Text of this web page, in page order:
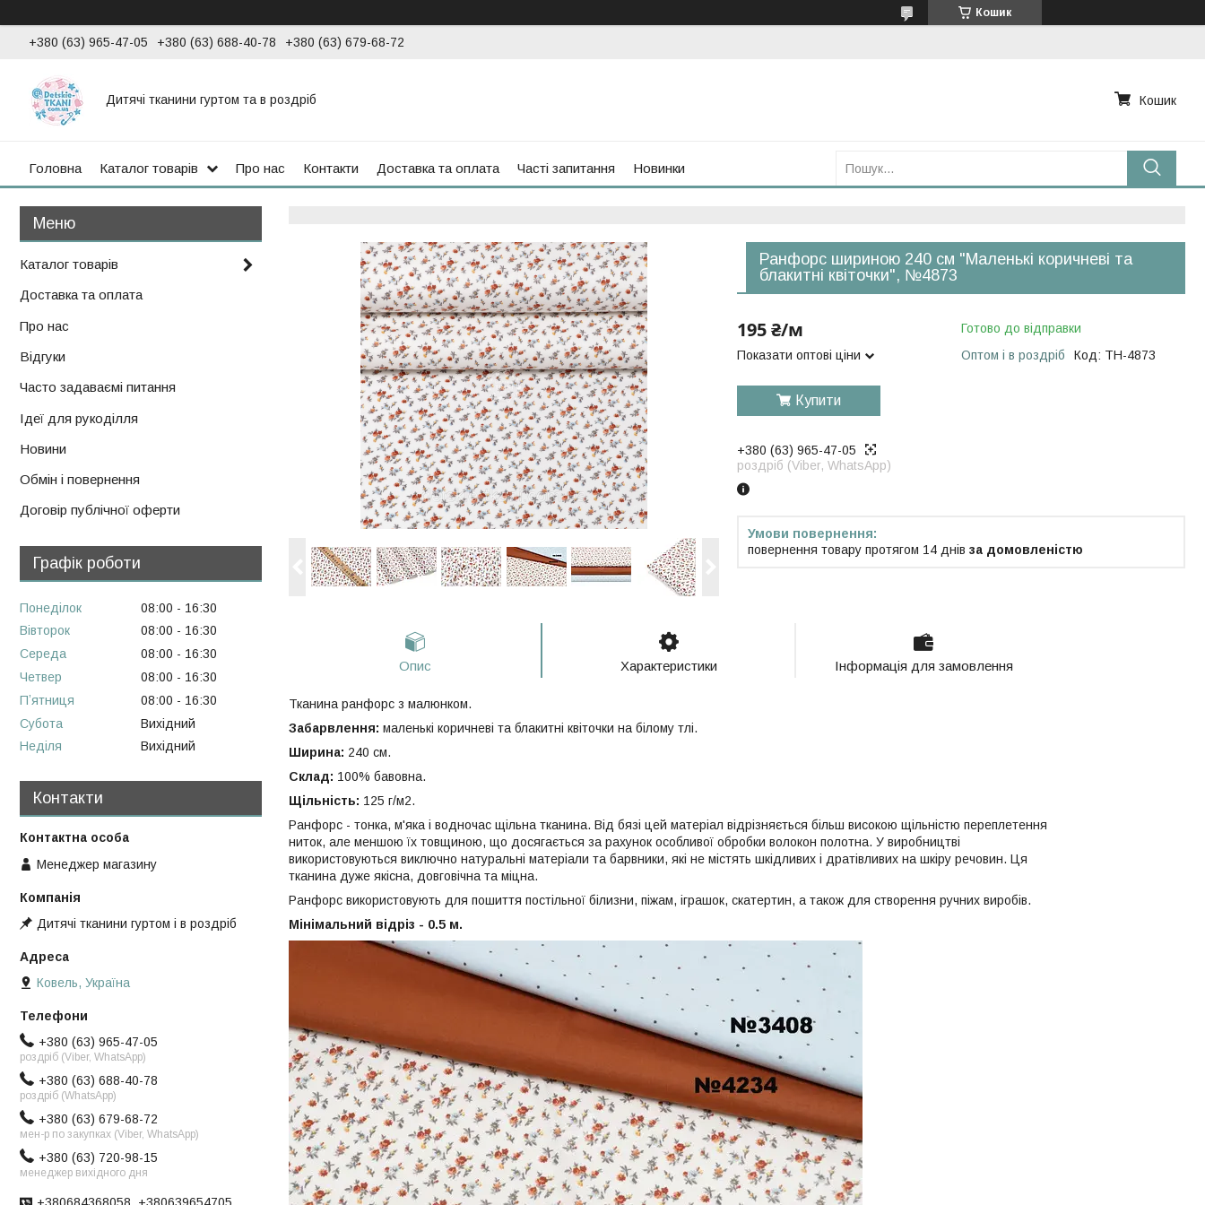
Кошик
+380 (63) 965-47-05 +380 (63) 688-40-78 +380 (63) 679-68-72
Дитячі тканини гуртом та в роздріб Кошик
Головна Каталог товарів Про нас Контакти Доставка та оплата Часті запитання Новинки
Ранфорс шириною 240 см "Маленькі коричневі та
блакитні квіточки", №4873
195 ₴/м
Показати оптові ціни
Готово до відправки
Оптом і в роздріб
Код: TH-4873
Купити
+380 (63) 965-47-05
роздріб (Viber, WhatsApp)
повернення товару протягом 14 днів за домовленістю
Опис Характеристики Інформація для замовлення
Тканина ранфорс з малюнком.
Забарвлення: маленькі коричневі та блакитні квіточки на білому тлі.
Ширина: 240 см.
Склад: 100% бавовна.
Щільність: 125 г/м2.
Ранфорс - тонка, м'яка і водночас щільна тканина. Від бязі цей матеріал відрізняється більш високою щільністю переплетення
ниток, але меншою їх товщиною, що досягається за рахунок особливої обробки волокон полотна. У виробництві
використовуються виключно натуральні матеріали та барвники, які не містять шкідливих і дратівливих на шкіру речовин. Ця
тканина дуже якісна, довговічна та міцна.
Ранфорс використовують для пошиття постільної білизни, піжам, іграшок, скатертин, а також для створення ручних виробів.
Мінімальний відріз - 0.5 м.
Каталог товарів
Доставка та оплата
Про нас
Відгуки
Часто задаваємі питання
Ідеї для рукоділля
Новини
Обмін і повернення
Договір публічної оферти
Графік роботи
Понеділок 08:00
16:30
Вівторок
08:00
16:30
Середа
08:00
16:30
Четвер
08:00
16:30
Пʼятниця
08:00
16:30
Субота
Вихідний
Неділя
Вихідний
Контакти
Менеджер магазину
Дитячі тканини гуртом і в роздріб
Ковель, Україна
+380 (63) 965-47-05
роздріб (Viber, WhatsApp)
+380 (63) 688-40-78
роздріб (WhatsApp)
+380 (63) 679-68-72
мен-р по закупках (Viber, WhatsApp)
+380 (63) 720-98-15
менеджер вихідного дня